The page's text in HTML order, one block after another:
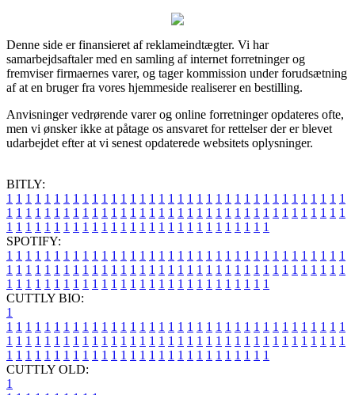
Denne side er finansieret af reklameindtægter. Vi har
samarbejdsaftaler med en samling af internet forretninger og
fremviser firmaernes varer, og tager kommission under forudsætning
af at en bruger fra vores hjemmeside realiserer en bestilling.
Anvisninger vedrørende varer og online forretninger opdateres ofte,
men vi ønsker ikke at påtage os ansvaret for rettelser der er blevet
udarbejdet efter at vi senest opdaterede websitets oplysninger.
BITLY:
1 1 1 1 1 1 1 1 1 1 1 1 1 1 1 1 1 1 1 1 1 1 1 1 1 1 1 1 1 1 1 1 1 1 1 1
1 1 1 1 1 1 1 1 1 1 1 1 1 1 1 1 1 1 1 1 1 1 1 1 1 1 1 1 1 1 1 1 1 1 1 1
1 1 1 1 1 1 1 1 1 1 1 1 1 1 1 1 1 1 1 1 1 1 1 1 1 1 1 1
SPOTIFY:
1 1 1 1 1 1 1 1 1 1 1 1 1 1 1 1 1 1 1 1 1 1 1 1 1 1 1 1 1 1 1 1 1 1 1 1
1 1 1 1 1 1 1 1 1 1 1 1 1 1 1 1 1 1 1 1 1 1 1 1 1 1 1 1 1 1 1 1 1 1 1 1
1 1 1 1 1 1 1 1 1 1 1 1 1 1 1 1 1 1 1 1 1 1 1 1 1 1 1 1
CUTTLY BIO:
1
1 1 1 1 1 1 1 1 1 1 1 1 1 1 1 1 1 1 1 1 1 1 1 1 1 1 1 1 1 1 1 1 1 1 1 1
1 1 1 1 1 1 1 1 1 1 1 1 1 1 1 1 1 1 1 1 1 1 1 1 1 1 1 1 1 1 1 1 1 1 1 1
1 1 1 1 1 1 1 1 1 1 1 1 1 1 1 1 1 1 1 1 1 1 1 1 1 1 1 1
CUTTLY OLD:
1